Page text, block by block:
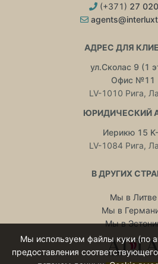
(+371) 27
АДРЕС ДЛЯ
ул.Сколас 9 (1
Офис №11
LV-1010 Рига,
ЮРИДИЧЕСКИЙ
Иерикю 15
LV-1084 Рига,
В ДРУГИХ
Мы в Литве
Мы в
Мы в
Мы используем файлы куки (по
предоставления